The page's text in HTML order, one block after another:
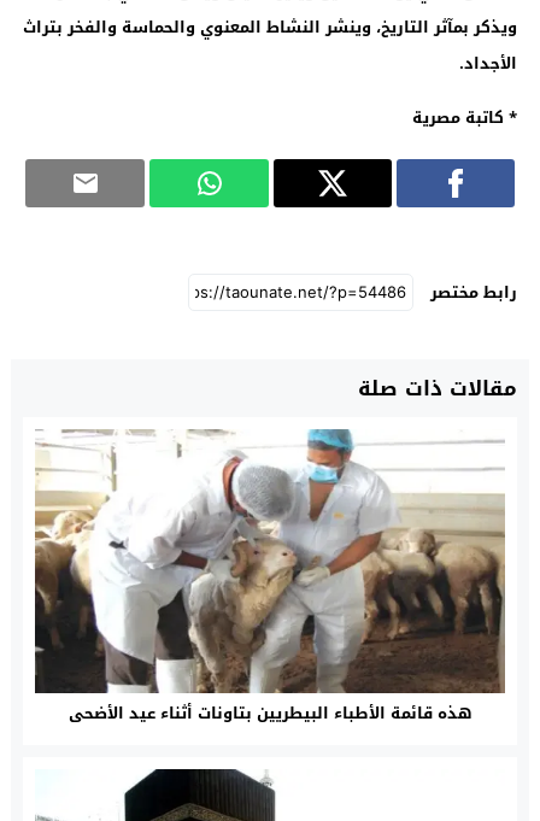
ويذكر بمآثر التاريخ، وينشر النشاط المعنوي والحماسة والفخر بتراث
الأجداد.
٭ كاتبة مصرية
رابط مختصر
مقالات ذات صلة
هذه قائمة الأطباء البيطريين بتاونات أثناء عيد الأضحى